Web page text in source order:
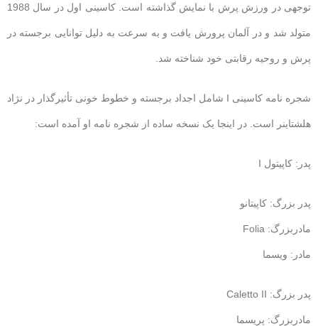
توجهی در ورزش پرش با نمایش گذاشته است. کاسینی اول در سال 1988
متولد شد و در آلمان پرورش یافت و به سرعت به دلیل توانایی برجسته در
پرش و روحیه رقابتی خود شناخته شد.
شجره نامه کاسینی I شامل اجداد برجسته و خطوط خونی تأثیرگذار در نژاد
هلشتاینر است. در اینجا یک نسخه ساده از شجره نامه او آمده است:
پدر: کاپیتول I
پدر بزرگ: کاپیتانو
مادربزرگ: Folia
مادر: ویسما
پدر بزرگ: Caletto II
مادربزرگ: پریسما